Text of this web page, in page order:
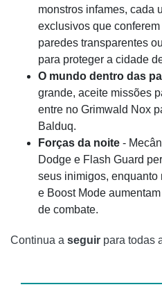
monstros infames, cada
exclusivos que
paredes transparentes
para proteger a cidade
O mundo dentro das
grande, aceite missões
entre no Grimwald Nox
Balduq.
Forças da noite -
Dodge e Flash Guard
seus inimigos,
e Boost Mode
de combate.
Continua a seguir para todas